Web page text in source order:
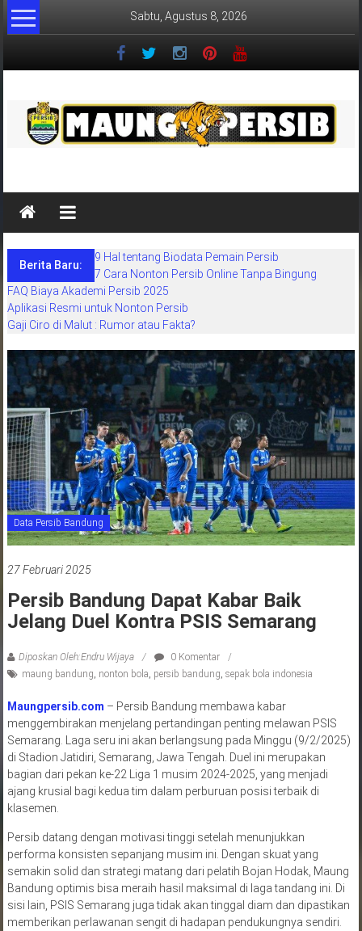
Lompat
ke
Sabtu, Agustus 8, 2026
Maung
Persib
situs
berita
khusus
sepakbola
bandung
jawa
barat
indonesia
Berita Baru:
9 Hal tentang Biodata Pemain Persib
7 Cara Nonton Persib Online Tanpa Bingung
FAQ Biaya Akademi Persib 2025
Aplikasi Resmi untuk Nonton Persib
Gaji Ciro di Malut : Rumor atau Fakta?
Data Persib Bandung
27 Februari 2025
Persib Bandung Dapat Kabar Baik
Jelang Duel Kontra PSIS Semarang
Diposkan Oleh:Endru Wijaya
0 Komentar
maung bandung nonton bola persib bandung sepak bola indonesia
Maungpersib.com – Persib Bandung membawa kabar
menggembirakan menjelang pertandingan penting melawan PSIS
Semarang. Laga seru ini akan berlangsung pada Minggu (9/2/2025)
di Stadion Jatidiri, Semarang, Jawa Tengah. Duel ini merupakan
bagian dari pekan ke-22 Liga 1 musim 2024-2025, yang menjadi
ajang krusial bagi kedua tim dalam perburuan posisi terbaik di
klasemen.
Persib datang dengan motivasi tinggi setelah menunjukkan
performa konsisten sepanjang musim ini. Dengan skuat yang
semakin solid dan strategi matang dari pelatih Bojan Hodak, Maung
Bandung optimis bisa meraih hasil maksimal di laga tandang ini. Di
sisi lain, PSIS Semarang juga tidak akan tinggal diam dan dipastikan
memberikan perlawanan sengit di hadapan pendukungnya sendiri.